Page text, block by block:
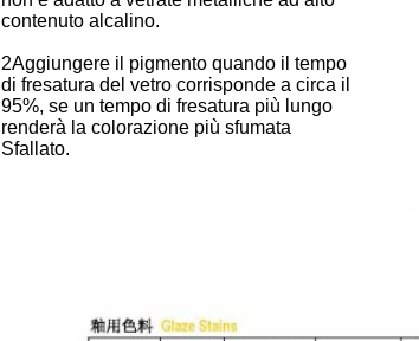
contenuto alcalino.
2Aggiungere il pigmento quando il tempo
di fresatura del vetro corrisponde a circa il
95%, se un tempo di fresatura più lungo
renderà la colorazione più sfumata
Sfallato.